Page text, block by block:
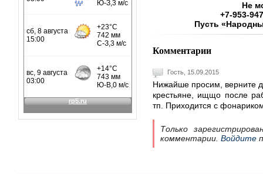
Не
+7-953-
Пусть
Комментарии
Гость, 15.09.2015
Нижайше просим, верните
крестьяне, ищщо после
тп. Приходится с
Только
комментарии. Войдите